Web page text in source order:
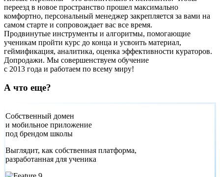
переезд в новое пространство прошел максимально
комфортно, персональный менеджер закрепляется за вами на
самом старте и сопровождает вас все время.
Продвинутые инструменты и алгоритмы, помогающие
ученикам пройти курс до конца и усвоить материал,
геймификация, аналитика, оценка эффективности кураторов.
Допродажи. Мы совершенствуем обучение
с 2013 года и работаем по всему миру!
А что еще?
Собственный домен
и мобильное приложение
под брендом школы
Выглядит, как собственная платформа,
разработанная для ученика